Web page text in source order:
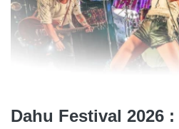
Dahu Festival 2026